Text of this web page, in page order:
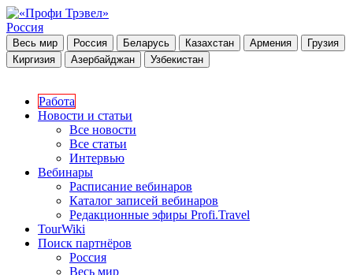
Россия
Весь мир Россия Беларусь Казахстан Армения
Грузия
Киргизия
Азербайджан Узбекистан
Работа
Новости и статьи
Все новости
Все статьи
Интервью
Вебинары
Расписание вебинаров
Каталог записей вебинаров
Редакционные эфиры Profi.Travel
TourWiki
Поиск партнёров
Россия
Весь мир